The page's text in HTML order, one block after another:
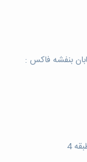
، نبش خیابان بنفشه فاکس :
4